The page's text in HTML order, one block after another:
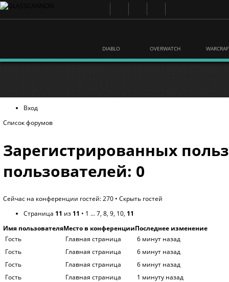
DIABLO OVERWATCH
Вход
Список форумов
Зарегистрированных
пользователей: 0
Сейчас на конференции гостей: 270 • Скрыть гостей
Страница 11 из 11 • 1 ...7, 8, 9, 10, 11
Имя пользователяМесто в конференцииПоследнее изменение
Гость
Главная страница
6 минут назад
Гость
Главная страница
6 минут назад
Гость
Главная страница
6 минут назад
Гость
Главная страница
1 минуту назад